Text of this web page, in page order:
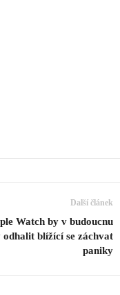
Další článek
Watch by v budoucnu
odhalit blížící se záchvat
paniky